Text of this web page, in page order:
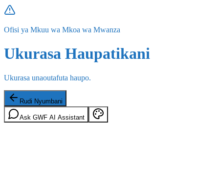
Ofisi ya Mkuu wa Mkoa wa Mwanza
Ukurasa Haupatikani
Ukurasa unaoutafuta haupo.
Rudi Nyumbani
Ask GWF AI Assistant